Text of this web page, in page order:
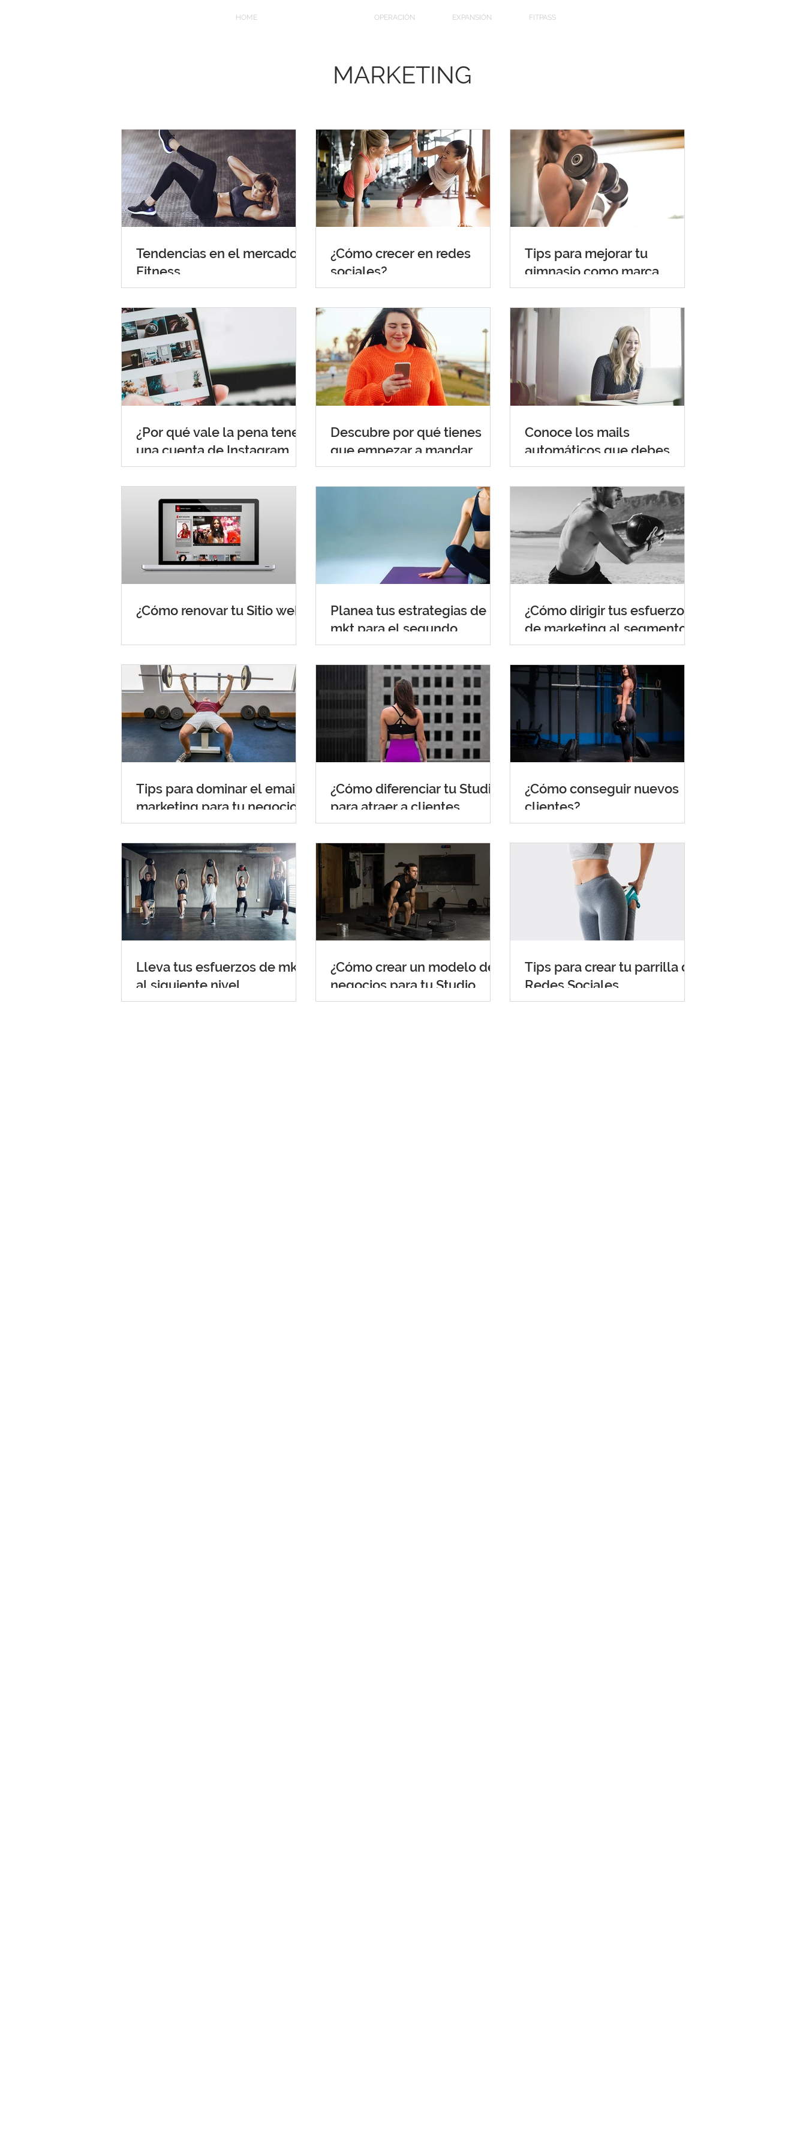
HOME OPERACIÓN EXPANSIÓN FITPASS
MARKETING
Tendencias en el mercado
Fitness
¿Cómo crecer en redes
sociales?
Tips para mejorar tu
gimnasio como marca
¿Por qué vale la pena tener
una cuenta de Instagram
para tu negocio?
Descubre por qué tienes
que empezar a mandar
mensajes de texto
Conoce los mails
automáticos que debes
considerar mandar a tu
base de datos
¿Cómo renovar tu Sitio web?
Planea tus estrategias de
mkt para el segundo
semestre del año
¿Cómo dirigir tus esfuerzos
de marketing al segmento
masculino?
Tips para dominar el email
marketing para tu negocio
¿Cómo diferenciar tu Studio
para atraer a clientes
leales?
¿Cómo conseguir nuevos
clientes?
Lleva tus esfuerzos de mkt
al siguiente nivel
¿Cómo crear un modelo de
negocios para tu Studio
Híbrido?
Tips para crear tu parrilla de
Redes Sociales